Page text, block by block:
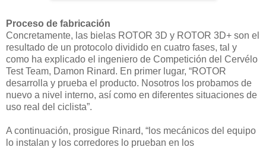
Proceso de fabricación
Concretamente, las bielas ROTOR 3D y ROTOR 3D+ son el
resultado de un protocolo dividido en cuatro fases, tal y
como ha explicado el ingeniero de Competición del Cervélo
Test Team, Damon Rinard. En primer lugar, “ROTOR
desarrolla y prueba el producto. Nosotros los probamos de
nuevo a nivel interno, así como en diferentes situaciones de
uso real del ciclista”.
A continuación, prosigue Rinard, “los mecánicos del equipo
lo instalan y los corredores lo prueban en los